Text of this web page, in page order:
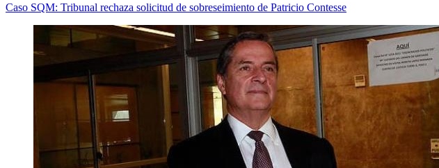
Caso SQM: Tribunal rechaza solicitud de sobreseimiento de Patricio Contesse